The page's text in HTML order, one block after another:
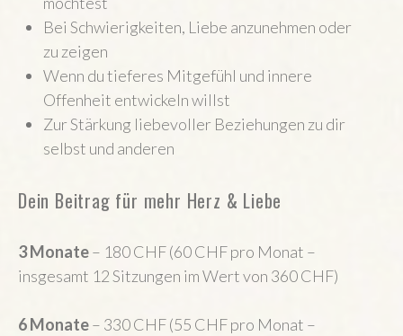
Bei Schwierigkeiten, Liebe anzunehmen oder
zu zeigen
Wenn du tieferes Mitgefühl und innere
Offenheit entwickeln willst
Zur Stärkung liebevoller Beziehungen zu dir
selbst und anderen
Dein Beitrag für mehr Herz & Liebe
3 Monate– 180 CHF (60 CHF pro Monat –
insgesamt 12 Sitzungen im Wert von 360 CHF)
6 Monate– 330 CHF (55 CHF pro Monat –